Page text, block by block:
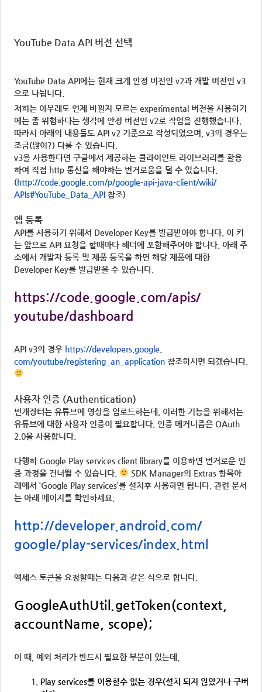
YouTube Data API 버전 선택
YouTube Data API에는 현재 크게 안정 버전인 v2과 개발 버전인 v3
으로 나뉩니다.
저희는 아무래도 언제 바뀔지 모르는 experimental 버전을 사용하기
에는 좀 위험하다는 생각에 안정 버전인 v2로 작업을 진행했습니다.
따라서 아래의 내용들도 API v2 기준으로 작성되었으며, v3의 경우는
조금(많이?) 다를 수 있습니다.
v3을 사용한다면 구글에서 제공하는 클라이언트 라이브러리를 활용
하여 직접 http 통신을 해야하는 번거로움을 덜 수 있습니다.
(http://code.google.com/p/google-api-java-client/wiki/
APIs#YouTube_Data_API 참조)
앱 등록
API를 사용하기 위해서 Developer Key를 발급받아야 합니다. 이 키
는 앞으로 API 요청을 할때마다 헤더에 포함해주어야 합니다. 아래 주
소에서 개발자 등록 및 제품 등록을 하면 해당 제품에 대한
Developer Key를 발급받을 수 있습니다.
https://code.google.com/apis/
youtube/dashboard
API v3의 경우 https://developers.google.
com/youtube/registering_an_ application 참조하시면 되겠습니다.
사용자 인증 (Authentication)
번개장터는 유튜브에 영상을 업로드하는데, 이러한 기능을 위해서는
유튜브에 대한 사용자 인증이 필요합니다. 인증 메커니즘은 OAuth
2.0을 사용합니다.
다행히 Google Play services client library를 이용하면 번거로운 인
증 과정을 건너뛸 수 있습니다.
SDK Manager의 Extras 항목아
래에서 ‘Google Play services’를 설치후 사용하면 됩니다. 관련 문서
는 아래 페이지를 확인하세요.
http://developer.android.com/
google/play-services/index. html
액세스 토큰을 요청할때는 다음과 같은 식으로 합니다.
GoogleAuthUtil.getToken(context,
accountName, scope);
이 때, 예외 처리가 반드시 필요한 부분이 있는데,
Play services를 이용할수 없는 경우(설치 되지 않았거나 구버